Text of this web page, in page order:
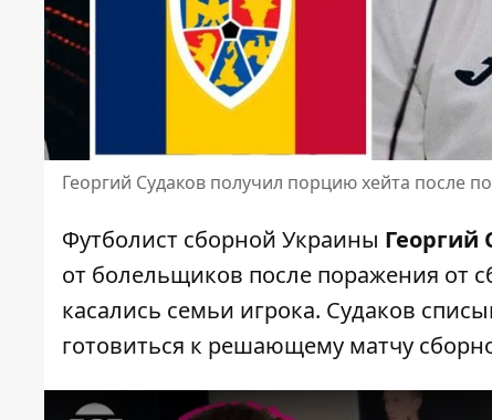
Георгий Судаков получил порцию хейта после
Футболист сборной Украины Георгий
от болельщиков после поражения от
касались семьи игрока. Судаков
готовиться к решающему матчу